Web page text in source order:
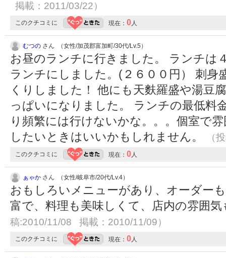
掲載：2011/03/22）
このクチコミに 現在： 0人
むつの さん （女性/加茂郡富加町/30代/Lv.5）
お昼のランチに行きました。 ランチは
ランチにしました。(２６００円） 刺
くりしました！ 他にも天麩羅盛や湯豆
っぱいになりました。 ランチの最低料
り頻繁には行けないかな。。。個室で
したいときはいいかもしれません。
（
このクチコミに 現在： 0人
ぁゃか さん （女性/岐阜市/20代/Lv.4）
おもしろいメニューがあり、オーダー
富で、料理も美味しくて、店内の雰囲
稿:2010/11/08 掲載：2010/11/09）
このクチコミに 現在： 0人